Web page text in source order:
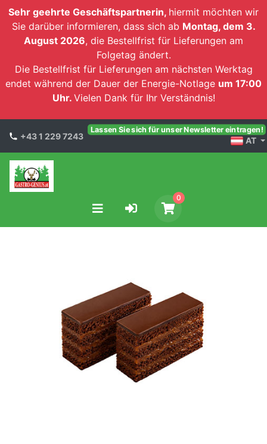
Sehr geehrte Geschäftspartnerin, hiermit möchten wir
Sie darüber informieren, dass sich ab Montag, dem 3.
August 2026, die Bestellfrist für Lieferungen am
Folgetag ändert.
Die Bestellfrist für Lieferungen am nächsten Werktag
endet während der Dauer der Energie-Notlage um 17:00
Uhr. Vielen Dank für Ihr Verständnis!
+43 1 229 7243
Lassen Sie sich für unser Newsletter eintragen!
AT
0